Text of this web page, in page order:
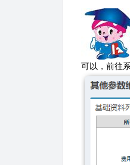
可以，前往